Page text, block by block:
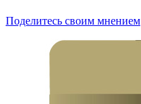
Поделитесь своим мнением